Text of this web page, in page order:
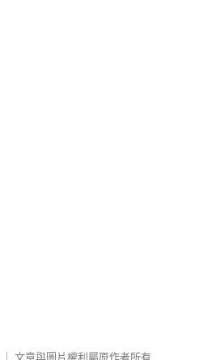
文章與圖片權利屬原作者所有